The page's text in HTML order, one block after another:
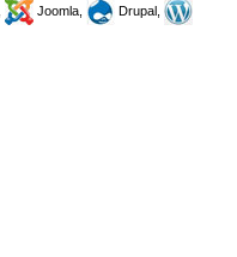
Joomla,
Drupal,